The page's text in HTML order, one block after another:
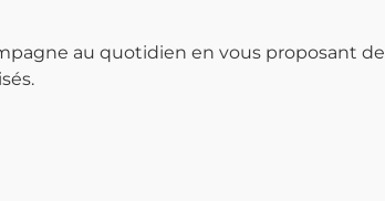
au quotidien en vous proposant de